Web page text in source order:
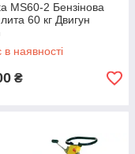
MS60-2 Бензінова
60 кг Двигун
наявності
₴